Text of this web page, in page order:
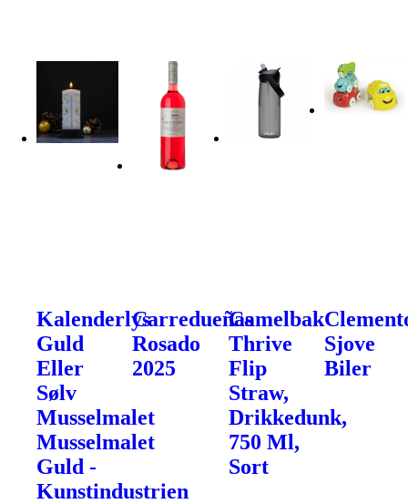
Kalenderlys
Guld
Eller
Sølv
Musselmalet
Musselmalet
Guld -
Kunstindustrien
Carredueñas
Rosado
2025
Camelbak
Thrive
Flip
Straw,
Drikkedunk,
750 Ml,
Sort
Sjove
Biler